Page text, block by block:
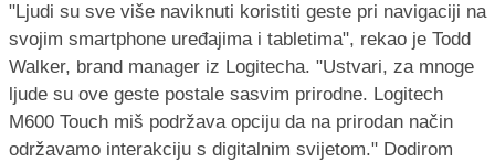
"Ljudi su sve više naviknuti koristiti geste pri navigaciji na
svojim smartphone uređajima i tabletima", rekao je Todd
Walker, brand manager iz Logitecha. "Ustvari, za mnoge
ljude su ove geste postale sasvim prirodne. Logitech
M600 Touch miš podržava opciju da na prirodan način
održavamo interakciju s digitalnim svijetom." Dodirom